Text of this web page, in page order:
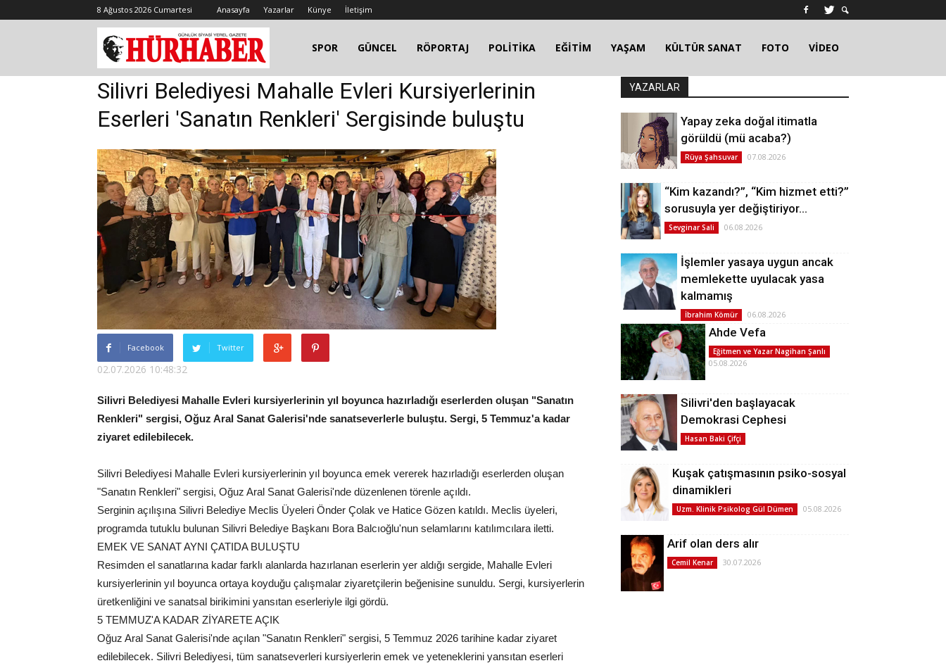
8 Ağustos 2026 Cumartesi Anasayfa Yazarlar Künye İletişim
SPOR GÜNCEL RÖPORTAJ POLİTİKA EĞİTİM YAŞAM KÜLTÜR SANAT FOTO VİDEO
Silivri Belediyesi Mahalle Evleri Kursiyerlerinin
Eserleri 'Sanatın Renkleri' Sergisinde buluştu
Facebook Twitter
02.07.2026 10:48:32
Silivri Belediyesi Mahalle Evleri kursiyerlerinin yıl boyunca hazırladığı eserlerden oluşan "Sanatın
Renkleri" sergisi, Oğuz Aral Sanat Galerisi'nde sanatseverlerle buluştu. Sergi, 5 Temmuz'a kadar
ziyaret edilebilecek.
Silivri Belediyesi Mahalle Evleri kursiyerlerinin yıl boyunca emek vererek hazırladığı eserlerden oluşan
"Sanatın Renkleri" sergisi, Oğuz Aral Sanat Galerisi'nde düzenlenen törenle açıldı.
Serginin açılışına Silivri Belediye Meclis Üyeleri Önder Çolak ve Hatice Gözen katıldı. Meclis üyeleri,
programda tutuklu bulunan Silivri Belediye Başkanı Bora Balcıoğlu'nun selamlarını katılımcılara iletti.
EMEK VE SANAT AYNI ÇATIDA BULUŞTU
Resimden el sanatlarına kadar farklı alanlarda hazırlanan eserlerin yer aldığı sergide, Mahalle Evleri
kursiyerlerinin yıl boyunca ortaya koyduğu çalışmalar ziyaretçilerin beğenisine sunuldu. Sergi, kursiyerlerin
üretkenliğini ve sanatsal birikimini yansıtan eserleriyle ilgi gördü.
5 TEMMUZ'A KADAR ZİYARETE AÇIK
Oğuz Aral Sanat Galerisi'nde açılan "Sanatın Renkleri" sergisi, 5 Temmuz 2026 tarihine kadar ziyaret
edilebilecek. Silivri Belediyesi, tüm sanatseverleri kursiyerlerin emek ve yeteneklerini yansıtan eserleri
YAZARLAR
Yapay zeka doğal itimatla
görüldü (mü acaba?)
Rüya Şahsuvar 07.08.2026
“Kim kazandı?”, “Kim hizmet etti?”
sorusuyla yer değiştiriyor…
Sevginar Sali 06.08.2026
İşlemler yasaya uygun ancak
memlekette uyulacak yasa
kalmamış
İbrahim Kömür 06.08.2026
Ahde Vefa
Eğitmen ve Yazar Nagihan Şanlı
05.08.2026
Silivri'den başlayacak
Demokrasi Cephesi
Hasan Baki Çifçi
Kuşak çatışmasının psiko-sosyal
dinamikleri
Uzm. Klinik Psikolog Gül Dümen 05.08.2026
Arif olan ders alır
Cemil Kenar 30.07.2026